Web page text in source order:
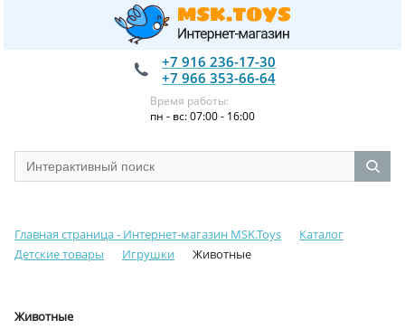
+7 916 236-17-30
+7 966 353-66-64
Время работы:
пн - вс: 07:00 - 16:00
Главная страница - Интернет-магазин MSK.Toys
Каталог
Детские товары
Игрушки Животные
Животные